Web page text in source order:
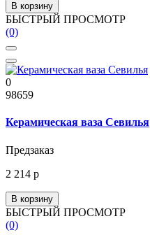
В корзину
БЫСТРЫЙ ПРОСМОТР
(0)
0
98659
Керамическая ваза Севилья
Предзаказ
2 214 р
В корзину
БЫСТРЫЙ ПРОСМОТР
(0)